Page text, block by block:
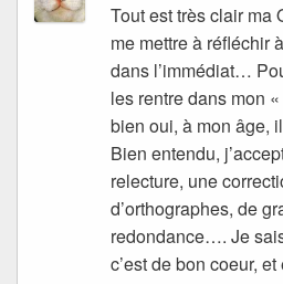
Tout est très clair ma
me mettre à réfléchir
dans l’immédiat…
les rentre dans mon
bien oui, à mon âge,
Bien entendu,
relecture, une
d’orthographes, de
redondance…. Je
c’est de bon coeur,